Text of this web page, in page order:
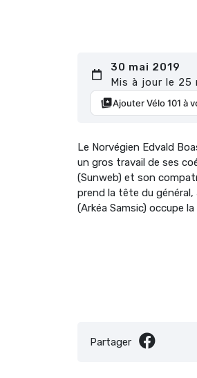
30 mai 2019
Mis à jour le 25
Ajouter Vélo 101 à
Le Norvégien Edvald
un gros travail de ses
(Sunweb) et son
prend la tête du général,
(Arkéa Samsic) occupe
Partager